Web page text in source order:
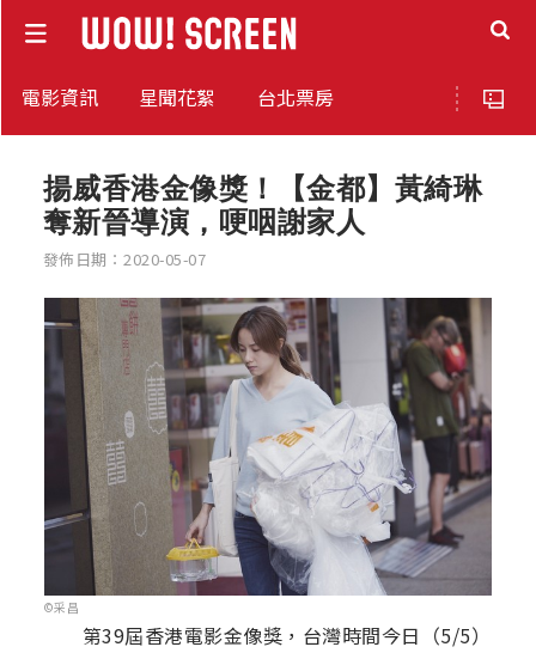
電影資訊 星聞花絮 台北票房
揚威香港金像獎！【金都】黃綺琳
奪新晉導演，哽咽謝家人
發佈日期：2020-05-07
©采昌
第39屆香港電影金像獎，台灣時間今日（5/5）